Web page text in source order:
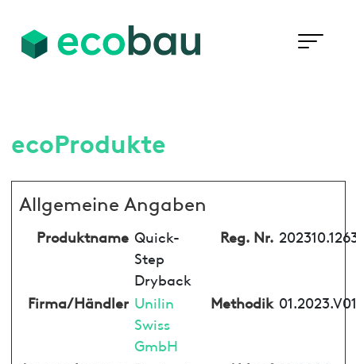
ecoProdukte
Allgemeine Angaben
Produktname Quick-
Step
Dryback
Reg. Nr.
Firma/Händler Unilin
Swiss
GmbH
Methodik 01.2023.V01